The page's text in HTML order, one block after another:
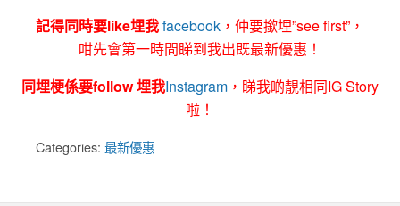
記得同時要like埋我facebook ，仲要撳埋”see first”，
咁先會第一時間睇到我出既最新優惠！
同埋梗係要follow 埋我Instagram ，睇我啲靚相同IG Story
啦！
Categories: 最新優惠